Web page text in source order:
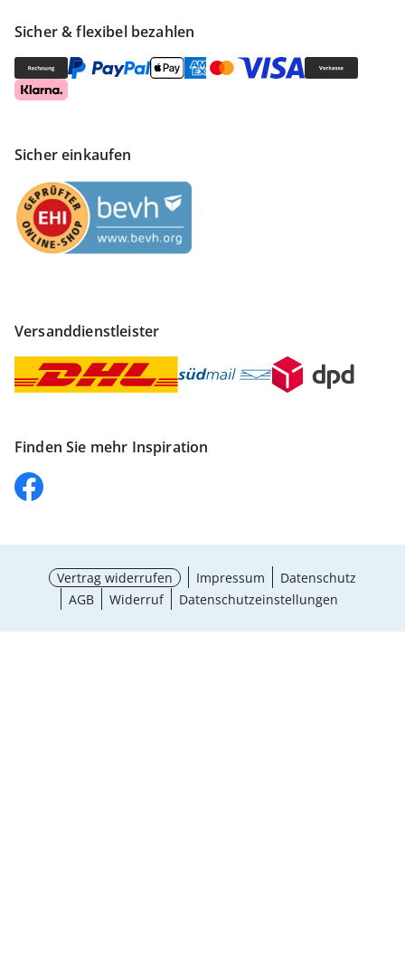
Sicher & flexibel bezahlen
Sicher einkaufen
Versanddienstleister
Finden Sie mehr Inspiration
Vertrag widerrufen Impressum
Datenschutz
AGB
Widerruf Datenschutzeinstellungen